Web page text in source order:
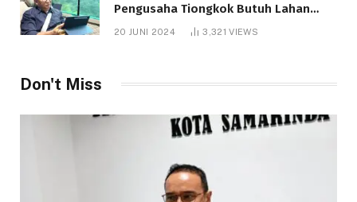
Pengusaha Tiongkok Butuh Lahan
20 JUNI 2024 3,321VIEWS
Don't Miss